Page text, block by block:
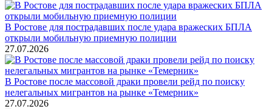
В Ростове для пострадавших после удара вражеских БПЛА
открыли мобильную приемную полиции
27.07.2026
В Ростове после массовой драки провели рейд по поиску
нелегальных мигрантов на рынке «Темерник»
27.07.2026